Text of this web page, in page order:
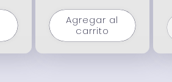
Agregar al
carrito